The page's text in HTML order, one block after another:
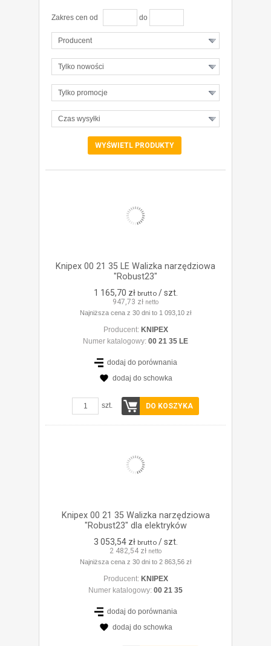
Zakres cen od do
Producent
Tylko nowości
Tylko promocje
Czas wysyłki
ZOBACZ SZCZEGÓŁY
Knipex 00 21 35 LE Walizka narzędziowa
"Robust23"
1 165,70 zł brutto / szt.
947,73 zł netto
Najniższa cena z 30 dni to 1 093,10 zł
Producent: KNIPEX
Numer katalogowy: 00 21 35 LE
dodaj do porównania
dodaj do schowka
szt. DO KOSZYKA
Knipex 00 21 35 Walizka narzędziowa
"Robust23" dla elektryków
3 053,54 zł brutto / szt.
2 482,54 zł netto
Najniższa cena z 30 dni to 2 863,56 zł
Producent: KNIPEX
Numer katalogowy: 00 21 35
dodaj do porównania
dodaj do schowka